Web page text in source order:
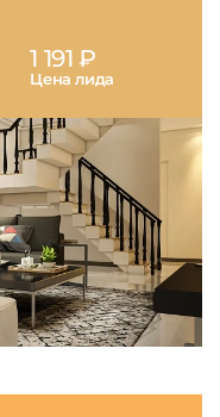
1 191 ₽
Цена лида